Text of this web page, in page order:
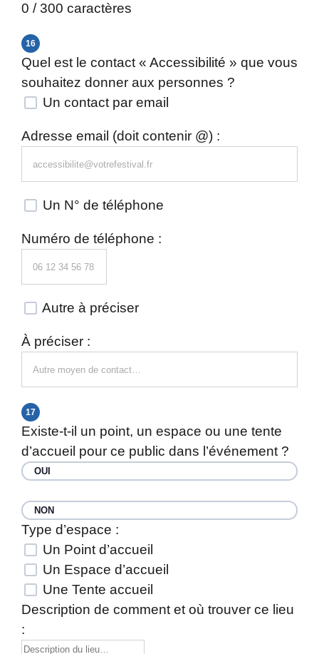
0 / 300 caractères
16
Quel est le contact « Accessibilité » que vous
souhaitez donner aux personnes ?
Un contact par email
Adresse email (doit contenir @) :
Un N° de téléphone
Numéro de téléphone :
Autre à préciser
À préciser :
17
Existe-t-il un point, un espace ou une tente
d’accueil pour ce public dans l’événement ?
OUI
NON
Type d’espace :
Un Point d’accueil
Un Espace d’accueil
Une Tente accueil
Description de comment et où trouver ce lieu
: